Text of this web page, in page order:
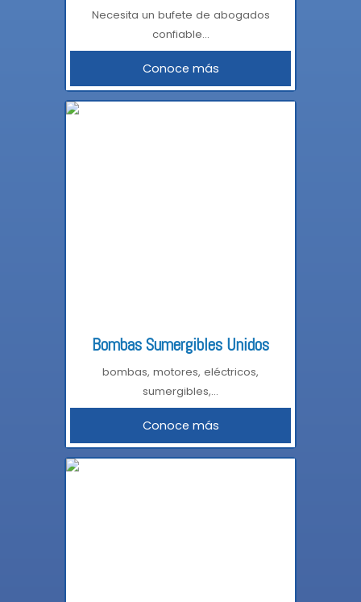
Necesita un bufete de abogados
confiable...
Conoce más
Bombas Sumergibles Unidos
bombas, motores, eléctricos,
sumergibles,...
Conoce más